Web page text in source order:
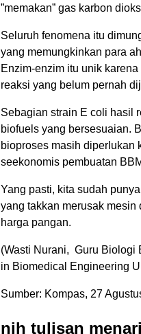
”memakan” gas karbon
Seluruh fenomena itu
yang memungkinkan para
Enzim-enzim itu unik
reaksi yang belum pernah
Sebagian strain E coli hasil
biofuels yang bersesuaian.
bioproses masih diperlukan
seekonomis pembuatan
Yang pasti, kita sudah
yang takkan merusak
harga pangan.
(Wasti Nurani, Guru Biologi
in Biomedical Engineering
Sumber: Kompas, 27
nih tulisan